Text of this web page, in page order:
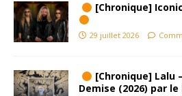
[Chronique]
29 juillet 2026
[Chronique] Lalu
Demise (2026) par le